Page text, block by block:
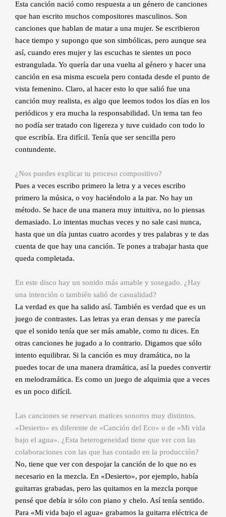
Esta canción nació como respuesta a un género de canciones
que han escrito muchos compositores masculinos. Son
canciones que hablan de matar a una mujer. Se escribieron
hace tiempo y supongo que son simbólicas, pero aunque sea
así, cuando eres mujer y las escuchas te sientes un poco
estrangulada. Yo quería dar una vuelta al género y hacer una
canción en esa misma escuela pero contada desde el punto de
vista femenino. Claro, al hacer esto lo que salió fue una
canción muy realista, es algo que leemos todos los días en los
periódicos y era mucha la responsabilidad. Un tema tan feo
no podía ser tratado con ligereza y tuve cuidado con todo lo
que escribía. Era difícil. Tenía que ser sencilla pero
contundente.
¿Nos puedes explicar tu proceso compositivo?
Pues a veces escribo primero la letra y a veces escribo
primero la música, o voy haciéndolo a la par. No hay un
método. Se hace de una manera muy intuitiva, no lo piensas
demasiado. Lo intentas muchas veces y no sale casi nunca,
hasta que un día juntas cuatro acordes y tres palabras y te das
cuenta de que hay una canción. Te pones a trabajar hasta que
queda completada.
En este disco hay un sonido más amable y sosegado. ¿Hay
una intención o también salió de casualidad?
La verdad es que ha salido así. También es verdad que es un
juego de contrastes. Las letras ya eran densas y me parecía
que el sonido tenía que ser más amable, como tu dices. En
otras canciones he jugado a lo contrario. Digamos que sólo
intento equilibrar. Si la canción es muy dramática, no la
puedes tocar de una manera dramática, así la puedes convertir
en melodramática. Es como un juego de alquimia que a veces
es un poco difícil.
Las canciones se reservan matices sonoros muy distintos.
«Desierto» es diferente de «Canción del Eco» o de «Mi vida
bajo el agua». ¿Esta heterogeneidad tiene que ver con las
colaboraciones con las que has contado en la producción?
No, tiene que ver con despojar la canción de lo que no es
necesario en la mezcla. En «Desierto», por ejemplo, había
guitarras grabadas, pero las quitamos en la mezcla porque
pensé que debía ir sólo con piano y chelo. Así tenía sentido.
Para «Mi vida bajo el agua» grabamos la guitarra eléctrica de